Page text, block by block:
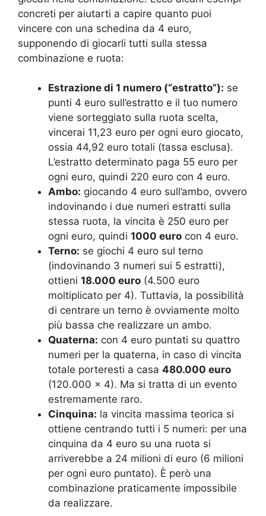
concreti per aiutarti a capire quanto puoi
vincere con una schedina da 4 euro,
supponendo di giocarli tutti sulla stessa
combinazione e ruota:
Estrazione di 1 numero (“estratto”): se
punti 4 euro sull’estratto e il tuo numero
viene sorteggiato sulla ruota scelta,
vincerai 11,23 euro per ogni euro giocato,
ossia 44,92 euro totali (tassa esclusa).
L’estratto determinato paga 55 euro per
ogni euro, quindi 220 euro con 4 euro.
Ambo: giocando 4 euro sull’ambo, ovvero
indovinando i due numeri estratti sulla
stessa ruota, la vincita è 250 euro per
ogni euro, quindi 1000 euro con 4 euro.
Terno: se giochi 4 euro sul terno
(indovinando 3 numeri sui 5 estratti),
ottieni 18.000 euro (4.500 euro
moltiplicato per 4). Tuttavia, la possibilità
di centrare un terno è ovviamente molto
più bassa che realizzare un ambo.
Quaterna: con 4 euro puntati su quattro
numeri per la quaterna, in caso di vincita
totale porteresti a casa 480.000 euro
(120.000 x 4). Ma si tratta di un evento
estremamente raro.
Cinquina: la vincita massima teorica si
ottiene centrando tutti i 5 numeri: per una
cinquina da 4 euro su una ruota si
arriverebbe a 24 milioni di euro (6 milioni
per ogni euro puntato). È però una
combinazione praticamente impossibile
da realizzare.